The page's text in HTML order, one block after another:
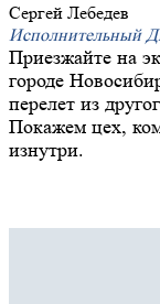
Сергей Лебедев
Исполнительный
Приезжайте на
городе
перелет из
Покажем цех,
изнутри.